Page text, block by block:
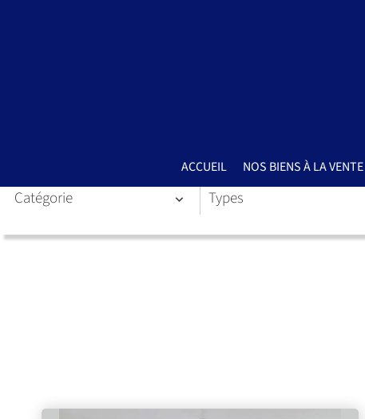
ACCUEIL NOS BIENS À LA VENTE
Catégorie Types